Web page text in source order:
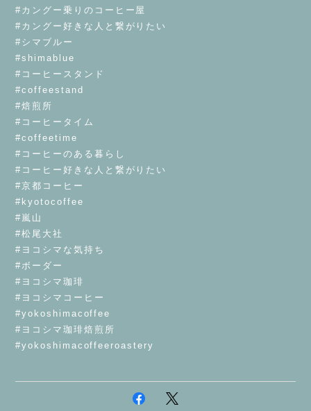
#カングー乗りのコーヒー屋
#カングー好きな人と繋がりたい
#シマブルー
#shimablue
#コーヒースタンド
#coffeestand
#焙煎所
#コーヒータイム
#coffeetime
#コーヒーのある暮らし
#コーヒー好きな人と繋がりたい
#京都コーヒー
#kyotocoffee
#嵐山
#松尾大社
#ヨコシマな気持ち
#ボーダー
#ヨコシマ珈琲
#ヨコシマコーヒー
#yokoshimacoffee
#ヨコシマ珈琲焙煎所
#yokoshimacoffeeroastery